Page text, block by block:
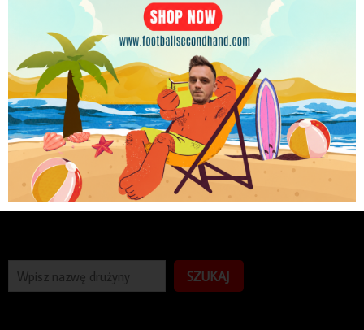
SZUKAJ
Koszulka piłkarska reprezentacji Chile 2003/06 Away
Brooks Jorge Acuna #6 [L] Match Issue
449.99zł